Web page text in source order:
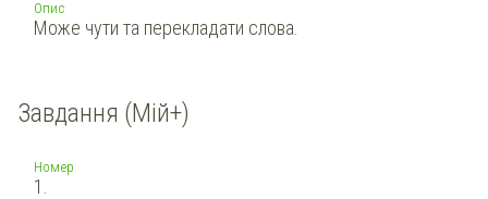
Опис
Може чути та перекладати слова.
Завдання (Мій+)
Номер
1.